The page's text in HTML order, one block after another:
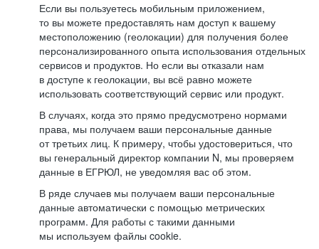
Если вы пользуетесь мобильным приложением,
то вы можете предоставлять нам доступ к вашему
местоположению (геолокации) для получения более
персонализированного опыта использования отдельных
сервисов и продуктов. Но если вы отказали нам
в доступе к геолокации, вы всё равно можете
использовать соответствующий сервис или продукт.
В случаях, когда это прямо предусмотрено нормами
права, мы получаем ваши персональные данные
от третьих лиц. К примеру, чтобы удостовериться, что
вы генеральный директор компании N, мы проверяем
данные в ЕГРЮЛ, не уведомляя вас об этом.
В ряде случаев мы получаем ваши персональные
данные автоматически с помощью метрических
программ. Для работы с такими данными
мы используем файлы cookie.